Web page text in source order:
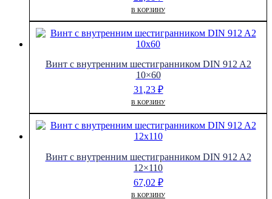
В КОРЗИНУ
Винт с внутренним шестигранником DIN 912 A2
10×60
31,23 ₽
В КОРЗИНУ
Винт с внутренним шестигранником DIN 912 A2
12×110
67,02 ₽
В КОРЗИНУ